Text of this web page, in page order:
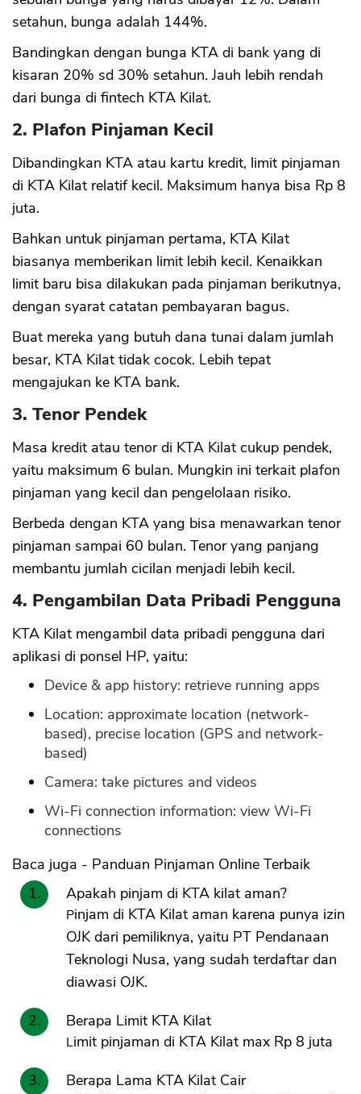
setahun, bunga adalah 144%.
Bandingkan dengan bunga KTA di bank yang di
kisaran 20% sd 30% setahun. Jauh lebih rendah
dari bunga di fintech KTA Kilat.
2. Plafon Pinjaman Kecil
Dibandingkan KTA atau kartu kredit, limit pinjaman
di KTA Kilat relatif kecil. Maksimum hanya bisa Rp 8
juta.
Bahkan untuk pinjaman pertama, KTA Kilat
biasanya memberikan limit lebih kecil. Kenaikkan
limit baru bisa dilakukan pada pinjaman berikutnya,
dengan syarat catatan pembayaran bagus.
Buat mereka yang butuh dana tunai dalam jumlah
besar, KTA Kilat tidak cocok. Lebih tepat
mengajukan ke KTA bank.
3. Tenor Pendek
Masa kredit atau tenor di KTA Kilat cukup pendek,
yaitu maksimum 6 bulan. Mungkin ini terkait plafon
pinjaman yang kecil dan pengelolaan risiko.
Berbeda dengan KTA yang bisa menawarkan tenor
pinjaman sampai 60 bulan. Tenor yang panjang
membantu jumlah cicilan menjadi lebih kecil.
4. Pengambilan Data Pribadi Pengguna
KTA Kilat mengambil data pribadi pengguna dari
aplikasi di ponsel HP, yaitu:
Device & app history: retrieve running apps
Location: approximate location (network-
based), precise location (GPS and network-
based)
Camera: take pictures and videos
Wi-Fi connection information: view Wi-Fi
connections
Baca juga - Panduan Pinjaman Online Terbaik
Apakah pinjam di KTA kilat aman?
Pinjam di KTA Kilat aman karena punya izin
OJK dari pemiliknya, yaitu PT Pendanaan
Teknologi Nusa, yang sudah terdaftar dan
diawasi OJK.
Berapa Limit KTA Kilat
Limit pinjaman di KTA Kilat max Rp 8 juta
Berapa Lama KTA Kilat Cair